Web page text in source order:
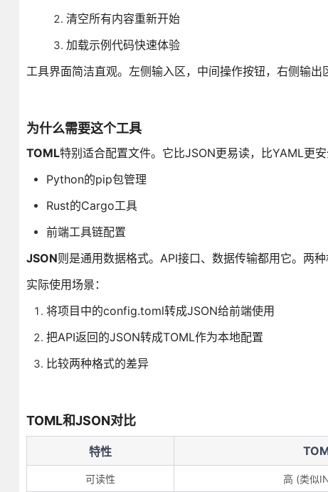
清空所有内容重新开始
加载示例代码快速体验
工具界面简洁直观。左侧输入区，中间操作按钮，右侧输出
为什么需要这个工具
TOML特别适合配置文件。它比JSON更易读，比YAML更安
Python的pip包管理
Rust的Cargo工具
前端工具链配置
JSON则是通用数据格式。API接口、数据传输都用它。两种
实际使用场景：
将项目中的config.toml转成JSON给前端使用
把API返回的JSON转成TOML作为本地配置
比较两种格式的差异
TOML和JSON对比
特性
可读性 高 (类似